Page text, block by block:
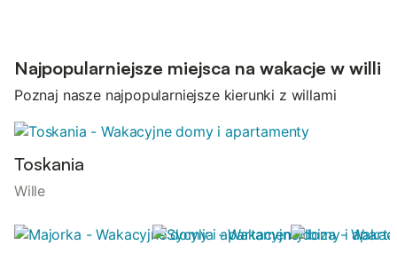
Najpopularniejsze miejsca na wakacje w willi
Poznaj nasze najpopularniejsze kierunki z willami
Toskania
Wille